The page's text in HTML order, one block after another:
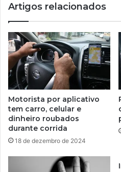
Artigos relacionados
Motorista por aplicativo
tem carro, celular e
dinheiro roubados
durante corrida
18 de dezembro de 2024